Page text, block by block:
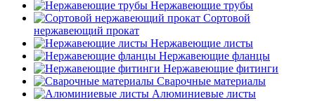
Нержавеющие трубы
Сортовой
нержавеющий прокат
Нержавеющие листы
Нержавеющие фланцы
Нержавеющие фитинги
Сварочные материалы
Алюминиевые листы